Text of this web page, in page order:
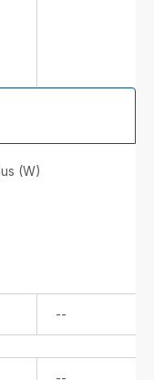
(W)
--
beschikbaar